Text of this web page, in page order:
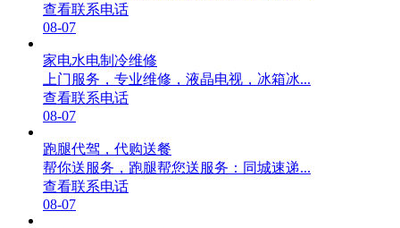
查看联系电话
08-07
家电水电制冷维修
上门服务，专业维修，液晶电视，冰箱冰...
查看联系电话
08-07
跑腿代驾，代购送餐
帮你送服务，跑腿帮您送服务：同城速递...
查看联系电话
08-07